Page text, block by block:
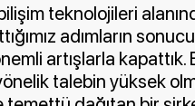
teknolojileri
adımların
artışlarla
talebin yüksek